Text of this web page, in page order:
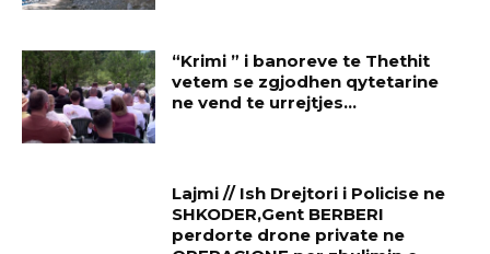
“Krimi ” i banoreve te Thethit
vetem se zgjodhen qytetarine
ne vend te urrejtjes…
Lajmi // Ish Drejtori i Policise ne
SHKODER,Gent BERBERI
perdorte drone private ne